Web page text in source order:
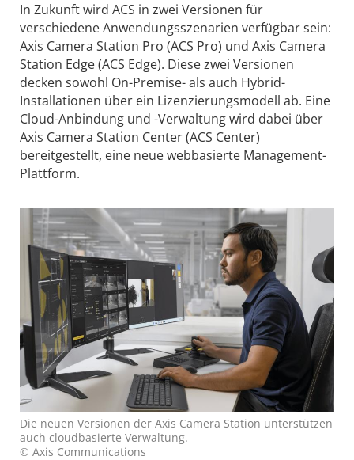
In Zukunft wird ACS in zwei Versionen für
verschiedene Anwendungsszenarien verfügbar sein:
Axis Camera Station Pro (ACS Pro) und Axis Camera
Station Edge (ACS Edge). Diese zwei Versionen
decken sowohl On-Premise- als auch Hybrid-
Installationen über ein Lizenzierungsmodell ab. Eine
Cloud-Anbindung und -Verwaltung wird dabei über
Axis Camera Station Center (ACS Center)
bereitgestellt, eine neue webbasierte Management-
Plattform.
Die neuen Versionen der Axis Camera Station unterstützen
auch cloudbasierte Verwaltung.
© Axis Communications